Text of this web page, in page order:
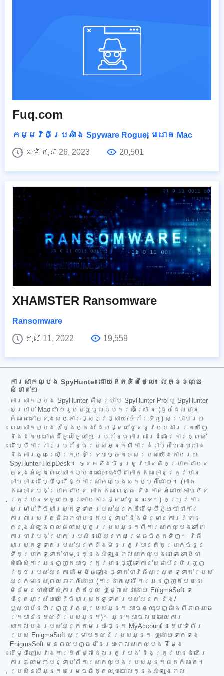
Fuq.com
កម្មវិធីប្រឆាំង Spyware Rogue, មេរោគ Mac
ខែមិថុនា 26, 2023
20,501
XHAMSTER Ransomware
Ransomware
តុលា 11, 2022
19,559
ការសាកល្បង SpyHunter ដោយឥតគិតថ្លៃ៖ លក្ខខណ្ឌ
សំខាន់ៗ
ការសាកល្បង SpyHunter គឺសម្រាប់ SpyHunter Pro ឬ SpyHunter
សម្រាប់ Mac ហើយរួមបញ្ចូលឧបករណ៍ច្រើន (ដូចដែលបាន
កំណត់នៅក្នុងសម្ភារៈផ្សព្វផ្សាយ/ទំព័រទិញ) សម្រាប់រយៈ
ពេលសាកល្បង 7 ថ្ងៃម្តង ដែលផ្តល់ជូននូវមុខងាររកឃើញ
និងដកមេរោគដ៏ទូលំទូលាយ ប្រព័ន្ធការពារដំណើរការខ្ពស់
ដើម្បីការពារប្រព័ន្ធរបស់អ្នកពីការគំរាមកំហែងមេរោគ
និងការចូលប្រើក្រុមគាំទ្របច្ចេកទេសរបស់យើងតាមរយៈ
SpyHunter HelpDesk។ អ្នកនឹងមិនត្រូវបានគិតប្រាក់ជាមុន
ក្នុងអំឡុងពេលសាកល្បងនោះទេ ទោះបីជាកាតឥណទានត្រូវបាន
ទាមទារដើម្បីធ្វើឱ្យការសាកល្បងសកម្មក៏ដោយ។ (កាត
ឥណទានបង់ប្រាក់ជាមុន កាតឥណពន្ធ និងកាតអំណោយអាចមិន
ត្រូវបានទទួលយកក្រោមការផ្តល់ជូននេះទេ។) តម្រូវការ
សម្រាប់វិធីសាស្ត្រទូទាត់របស់អ្នកគឺដើម្បីជួយធានាការ
ការពារសុវត្ថិភាពជាបន្តបន្ទាប់ និងមិនមានការរំខាន
ក្នុងអំឡុងពេលផ្លាស់ប្តូររបស់អ្នកពីការសាកល្បងទៅជា
ការជាវបង់ប្រាក់ ប្រសិនបើអ្នកសម្រេចចិត្តទិញ។ វិធី
សាស្ត្រទូទាត់របស់អ្នកនឹងមិនត្រូវបានគិតប្រាក់ចំនួន
ទឹកប្រាក់ទូទាត់ជាមុនក្នុងអំឡុងពេលសាកល្បងនោះទេ ទោះបីជា
សំណើសុំការអនុញ្ញាតអាចត្រូវបានផ្ញើទៅកាន់ស្ថាប័នហិរញ្ញ
វត្ថុរបស់អ្នក ដើម្បីផ្ទៀងផ្ទាត់ថាវិធីសាស្ត្រទូទាត់របស់
អ្នកមានសុពលភាពក៏ដោយ (ការដាក់ស្នើការអនុញ្ញាតបែបនេះ
មិនមែនជាសំណើសុំការគិតថ្លៃ ឬថ្លៃសេវាដោយ EnigmaSoft ទេ
ប៉ុន្តែអាស្រ័យលើវិធីសាស្ត្រទូទាត់របស់អ្នក និង/
ឬស្ថាប័នហិរញ្ញវត្ថុរបស់អ្នក អាចឆ្លុះបញ្ចាំងពីភាពអាច
រកបាននៃគណនីរបស់អ្នក)។ អ្នកអាចលុបចោលការ
សាកល្បងរបស់អ្នកតាមរយៈផ្នែក MyAccount នៃគេហទំព័រ
របស់ EnigmaSoft សម្រាប់គណនីរបស់អ្នក ឬដោយទាក់ទង
EnigmaSoft មុនពេលបញ្ចប់នៃរយៈពេលសាកល្បង 7 ថ្ងៃ
ដើម្បីជៀសវាងការគិតថ្លៃដែលត្រូវបង់ និងត្រូវបានដំណើរ
ការភ្លាមៗបន្ទាប់ពីការសាកល្បងរបស់អ្នកផុតកំណត់។
ប្រសិនបើអ្នកសម្រេចចិត្តលុបចោលក្នុងអំឡុងពេល